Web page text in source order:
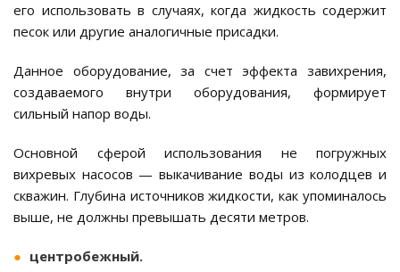
его использовать в случаях, когда жидкость содержит
песок или другие аналогичные присадки.
Данное оборудование, за счет эффекта завихрения,
создаваемого внутри оборудования, формирует
сильный напор воды.
Основной сферой использования не погружных
вихревых насосов — выкачивание воды из колодцев и
скважин. Глубина источников жидкости, как упоминалось
выше, не должны превышать десяти метров.
центробежный.